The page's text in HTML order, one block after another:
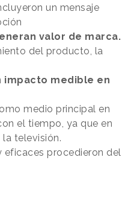
un mensaje
valor de marca.
del producto, la
impacto medible en
medio principal en
el tiempo, ya que en
la televisión.
eficaces procedieron del